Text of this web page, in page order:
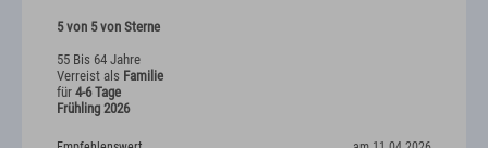
5 von 5 von Sterne
55 Bis 64 Jahre
Verreist als Familie
für 4-6 Tage
Frühling 2026